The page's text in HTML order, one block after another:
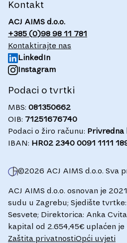
Kontakt
ACJ AIMS d.o.o.
+385 (0)98 98 11 781
Kontaktirajte nas
LinkedIn
Instagram
Podaci o tvrtki
MBS: 081350662
OIB: 71251676740
Podaci o žiro računu: Privredna
IBAN: HR02 2340 0091 1111
©2026 ACJ AIMS d.o.o. Sva
ACJ AIMS d.o.o. osnovan je
sudu u Zagrebu; Sjedište
Sesvete; Direktorica: Anka
kapital od 2.654,45€ uplaćen je
Zaštita privatnostiOpći uvjeti